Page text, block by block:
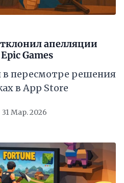
апелляции
Games
пересмотре решения
в App Store
31 Мар. 2026